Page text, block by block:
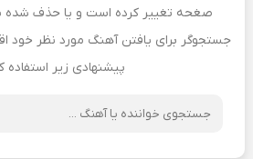
صغحه تغییر کرده است و یا حذف شده
جستجوگر برای یافتن آهنگ مورد نظر خود
پیشنهادی زیر استفاده